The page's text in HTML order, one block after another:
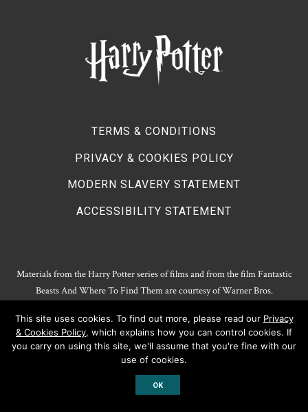
TERMS & CONDITIONS
PRIVACY & COOKIES POLICY
MODERN SLAVERY STATEMENT
ACCESSIBILITY STATEMENT
Materials from the Harry Potter series of films and from the film Fantastic
Beasts And Where To Find Them are courtesy of Warner Bros.
Harry Potter Publishing Rights and Theatrical Rights © J.K. Rowling. Artwork
© Pottermore Limited.
Harry Potter characters and elements © and ™ Warner Bros. Entertainment
Inc. All rights reserved.
This site uses cookies. To find out more, please read our Privacy
& Cookies Policy, which explains how you can control cookies. If
you carry on using this site, we'll assume that you're fine with our
use of cookies.
OK